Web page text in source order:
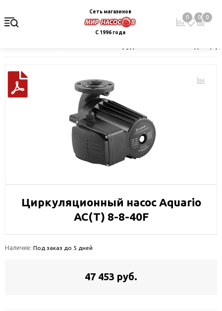
Сеть магазинов
С 1996 года
0 0 0
Циркуляционный насос Aquario
AC(T) 8-8-40F
Наличие: Под заказ до 5 дней
47 453 руб.